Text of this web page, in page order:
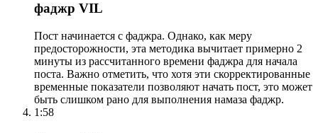
фаджр VIL
Пост начинается с фаджра. Однако, как меру
предосторожности, эта методика вычитает примерно 2
минуты из рассчитанного времени фаджра для начала
поста. Важно отметить, что хотя эти скорректированные
временные показатели позволяют начать пост, это может
быть слишком рано для выполнения намаза фаджр.
1:58